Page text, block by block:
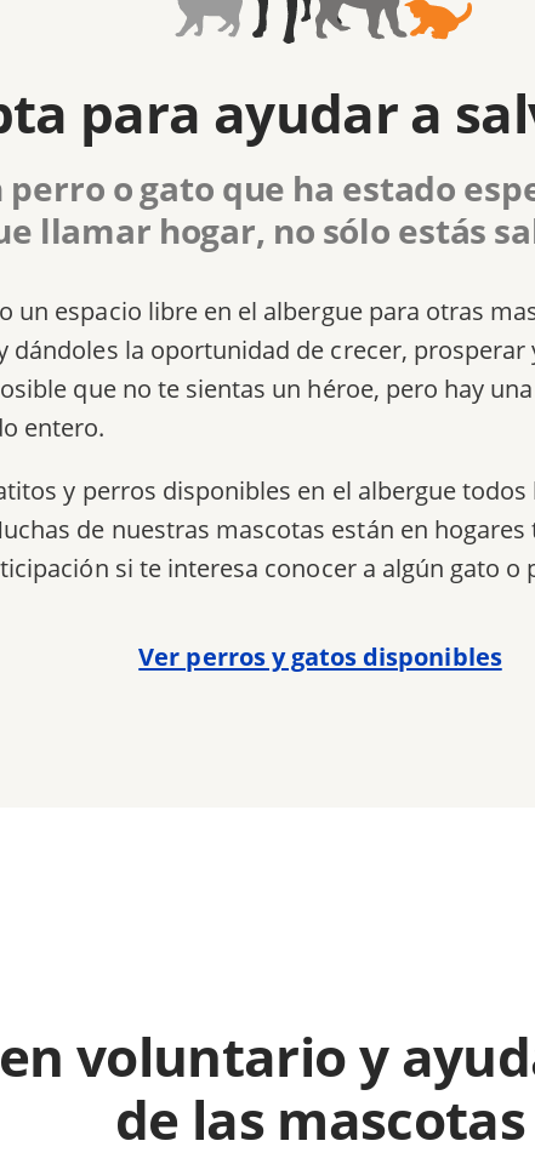
para ayudar a
perro o gato que ha estado
llamar hogar, no sólo estás
un espacio libre en el albergue para otras
dándoles la oportunidad de crecer,
que no te sientas un héroe, pero hay
entero.
y perros disponibles en el albergue todos
de nuestras mascotas están en
si te interesa conocer a algún gato o
Ver perros y gatos disponibles
voluntario y
de las mascotas